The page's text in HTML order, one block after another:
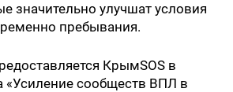
значительно улучшат условия
пребывания.
КрымSOS в
«Усиление сообществ ВПЛ в